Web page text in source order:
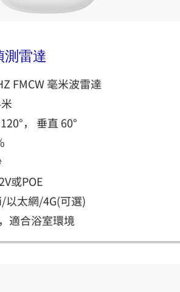
測雷達
FMCW 毫米波雷達
， 垂直 60°
或POE
以太網/4G(可選)
適合浴室環境